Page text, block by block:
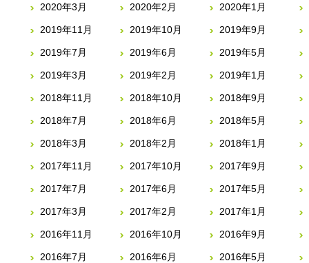
2020年3月 2020年2月 2020年1月
2019年11月 2019年10月 2019年9月
2019年7月 2019年6月 2019年5月
2019年3月 2019年2月 2019年1月
2018年11月 2018年10月 2018年9月
2018年7月 2018年6月 2018年5月
2018年3月 2018年2月 2018年1月
2017年11月 2017年10月 2017年9月
2017年7月 2017年6月 2017年5月
2017年3月 2017年2月 2017年1月
2016年11月 2016年10月 2016年9月
2016年7月 2016年6月 2016年5月